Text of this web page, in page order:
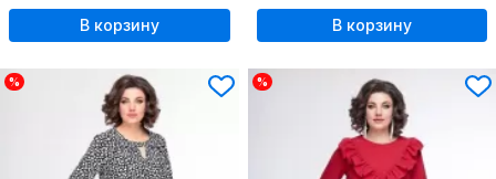
В корзину В корзину
% %